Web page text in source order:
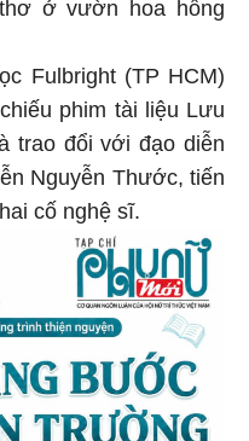
ở vườn hoa hồng
Fulbright (TP HCM)
phim tài liệu Lưu
trao đổi với đạo diễn
Nguyễn Thước, tiến
cố nghệ sĩ.